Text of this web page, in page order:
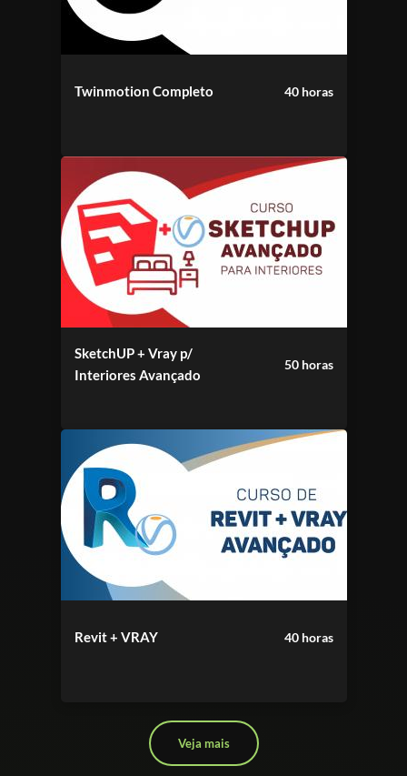
Twinmotion Completo 40 horas
SketchUP + Vray p/
Interiores Avançado
50 horas
Revit + VRAY 40 horas
Veja mais